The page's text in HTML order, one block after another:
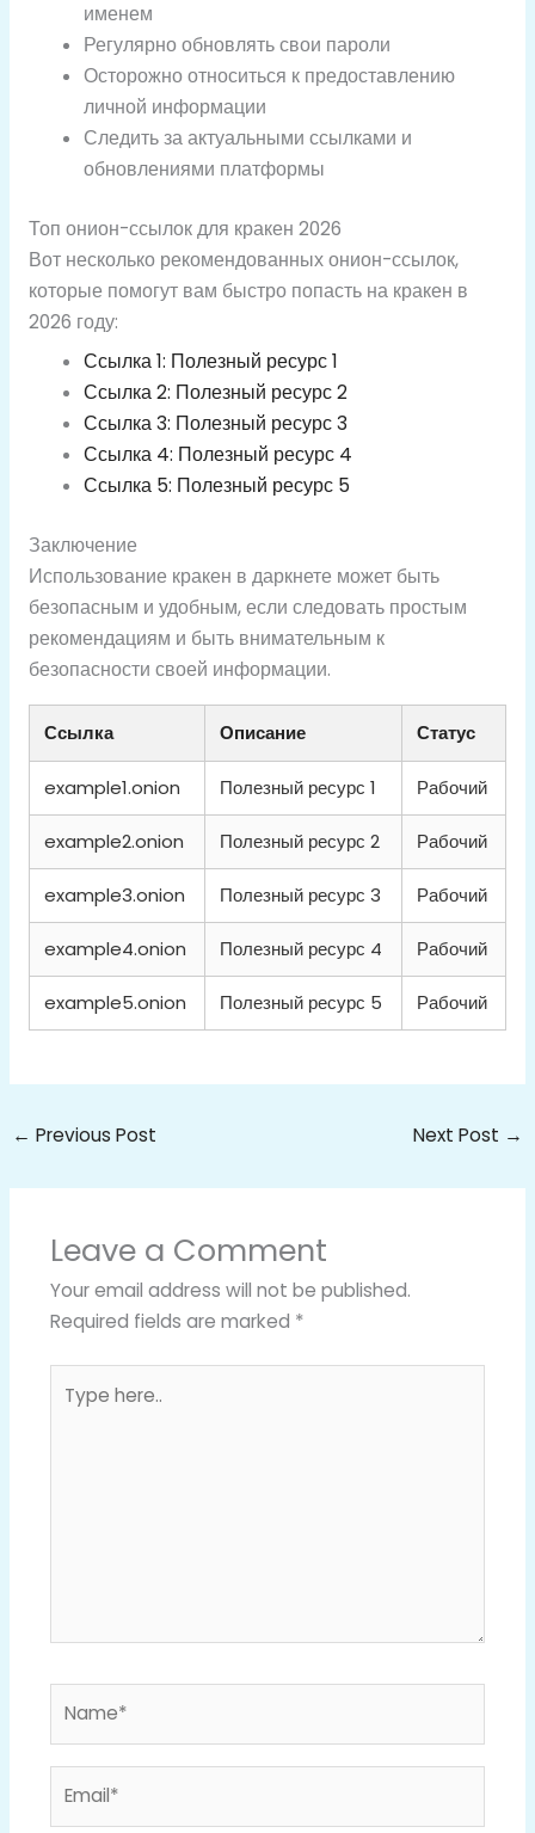
именем
Регулярно обновлять свои пароли
Осторожно относиться к предоставлению
личной информации
Следить за актуальными ссылками и
обновлениями платформы
Топ онион-ссылок для кракен 2026
Вот несколько рекомендованных онион-ссылок,
которые помогут вам быстро попасть на кракен в
2026 году:
Ссылка 1: Полезный ресурс 1
Ссылка 2: Полезный ресурс 2
Ссылка 3: Полезный ресурс 3
Ссылка 4: Полезный ресурс 4
Ссылка 5: Полезный ресурс 5
Заключение
Использование кракен в даркнете может быть
безопасным и удобным, если следовать простым
рекомендациям и быть внимательным к
безопасности своей информации.
Ссылка Описание Статус
example1.onion Полезный ресурс 1 Рабочий
example2.onion Полезный ресурс 2 Рабочий
example3.onion Полезный ресурс 3 Рабочий
example4.onion Полезный ресурс 4 Рабочий
example5.onion Полезный ресурс 5 Рабочий
← Previous Post Next Post →
Leave a Comment
Your email address will not be published.
Required fields are marked *
here..